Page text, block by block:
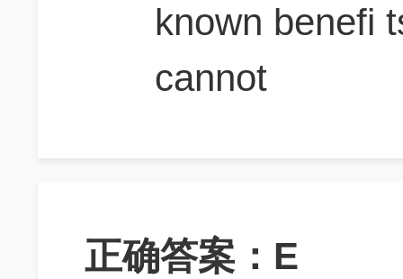
known benefi
cannot
正确答案：E